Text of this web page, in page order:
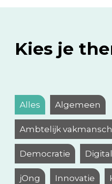
Kies je
Alles Algemeen
Ambtelijk
Democratie
jOng Innovatie